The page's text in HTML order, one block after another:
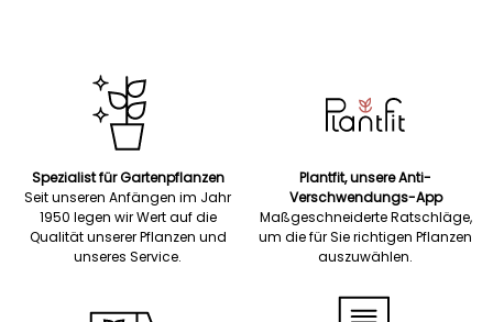
Spezialist für Gartenpflanzen
Seit unseren Anfängen im Jahr
1950 legen wir Wert auf die
Qualität unserer Pflanzen und
unseres Service.
Plantfit, unsere Anti-
Verschwendungs-App
Maßgeschneiderte Ratschläge,
um die für Sie richtigen Pflanzen
auszuwählen.